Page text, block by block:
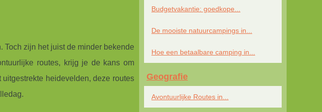
zijn het juist de minder bekende
routes, krijg je de kans om
heidevelden, deze routes
Budgetvakantie: goedkope...
De mooiste natuurcampings in...
Hoe een betaalbare camping in...
Geografie
Avontuurlijke Routes in...